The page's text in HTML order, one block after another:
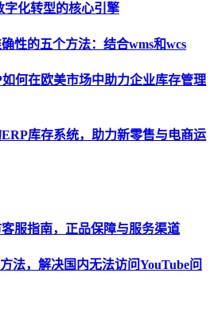
字化转型的核心引擎
性的五个方法：结合wms和wcs
何在欧美市场中助力企业库存管理
库存系统，助力新零售与电商运
服指南，正品保障与服务渠道
法，解决国内无法访问YouTube问